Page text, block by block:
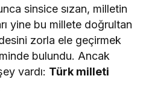
sinsice sızan, milletin
yine bu millete doğrultan
zorla ele geçirmek
bulundu. Ancak
vardı: Türk milleti